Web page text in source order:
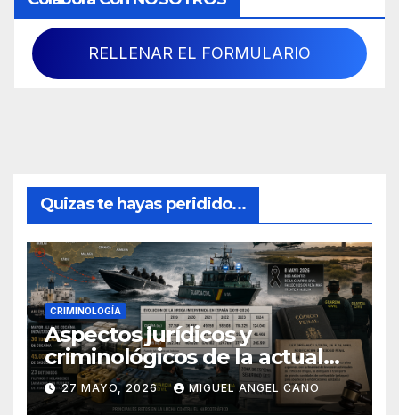
RELLENAR EL FORMULARIO
Quizas te hayas peridido...
CRIMINOLOGÍA
Aspectos jurídicos y
criminológicos de la actual
lucha contra el narcotráfico
en el sur de España
27 MAYO, 2026 MIGUEL ANGEL CANO